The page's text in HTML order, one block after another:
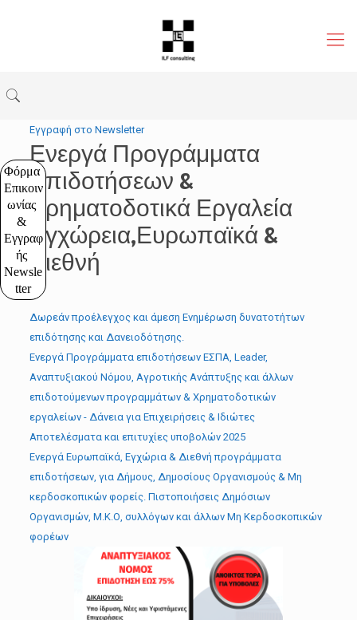
Φόρμα
Επικοιν
ωνίας
&
Εγγραφ
ής
Newsle
tter
Εγγραφή στο Newsletter
Ενεργά Προγράμματα
Επιδοτήσεων &
Χρηματοδοτικά Εργαλεία
Εγχώρεια,Ευρωπαϊκά &
Διεθνή​
Δωρεάν προέλεγχος και άμεση Ενημέρωση δυνατοτήτων
επιδότησης και Δανειοδότησης.
Ενεργά Προγράμματα επιδοτήσεων ΕΣΠΑ, Leader,
Αναπτυξιακού Νόμου, Αγροτικής Ανάπτυξης και άλλων
επιδοτούμενων προγραμμάτων & Χρηματοδοτικών
εργαλείων - Δάνεια για Επιχειρήσεις & Ιδιώτες
Αποτελέσματα και επιτυχίες υποβολών 2025
Ενεργά Ευρωπαϊκά, Εγχώρια & Διεθνή προγράμματα
επιδοτήσεων, για Δήμους, Δημοσίους Οργανισμούς & Μη
κερδοσκοπικών φορείς. Πιστοποιήσεις Δημόσιων
Οργανισμών, Μ.Κ.Ο, συλλόγων και άλλων Μη Κερδοσκοπικών
φορέων